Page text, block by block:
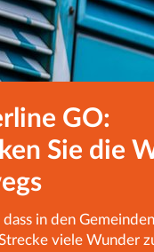
GO:
Sie die
dass in den
viele Wunder